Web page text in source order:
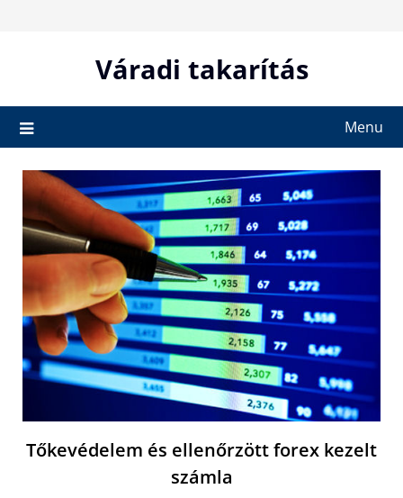
Váradi takarítás
Menu
Tőkevédelem és ellenőrzött forex kezelt
számla